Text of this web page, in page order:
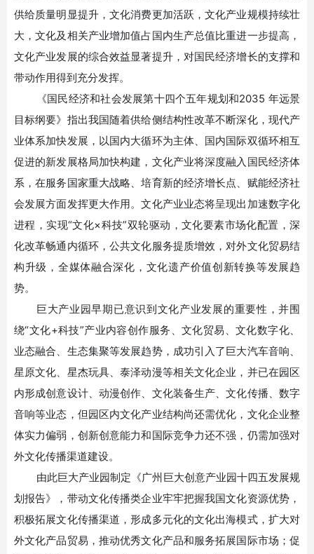
供给质量明显提升，文化消费更加活跃，文化产业规模持续壮
大，文化及相关产业增加值占国内生产总值比重进一步提高，
文化产业发展的综合效益显著提升，对国民经济增长的支撑和
带动作用得到充分发挥。
《国民经济和社会发展第十四个五年规划和2035 年远景
目标纲要》指出我国随着供给侧结构性改革不断深化，现代产
业体系加快发展，以国内大循环为主体、国内国际双循环相互
促进的新发展格局加快构建，文化产业将深度融入国民经济体
系，在服务国家重大战略、培育新的经济增长点、赋能经济社
会发展方面发挥更大作用。文化产业业态将呈现出加速数字化
进程，实现“文化×科技”双轮驱动，文化要素市场化配置，深
化改革畅通内循环，公共文化服务提质增效，对外文化贸易结
构升级，全媒体融合深化，文化遗产价值创新转换等发展趋
势。
巨大产业园早期已意识到文化产业发展的重要性，并围
绕“文化+科技”产业内容创作服务、文化贸易、文化数字化、
业态融合、生态集聚等发展趋势，成功引入了巨大汽车音响、
星原文化、星杰玩具、泰泽动漫等相关文化企业，并已在园区
内形成创意设计、动漫创作、文化装备生产、文化传播、数字
音响等业态，但园区内文化产业结构尚还需优化，文化企业整
体实力偏弱，创新创意能力和国际竞争力还不强，仍需加强对
外文化传播渠道建设。
由此巨大产业园制定《广州巨大创意产业园十四五发展规
划报告》，带动文化传播类企业牢牢把握我国文化资源优势，
积极拓展文化传播渠道，形成多元化的文化出海模式，扩大对
外文化产品贸易，推动优秀文化产品和服务拓展国际市场 ；促